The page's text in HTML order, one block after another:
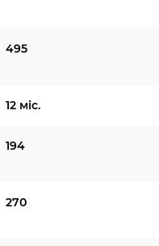
495
12 міс.
194
270